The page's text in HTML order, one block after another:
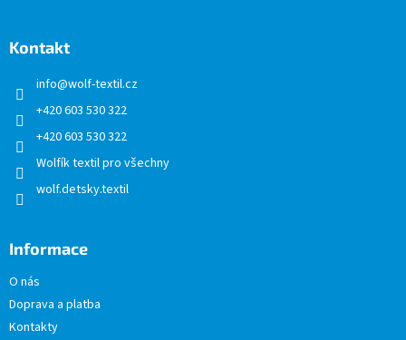
Kontakt
info@wolf-textil.cz
+420 603 530 322
+420 603 530 322
Wolfík textil pro všechny
wolf.detsky.textil
Informace
O nás
Doprava a platba
Kontakty